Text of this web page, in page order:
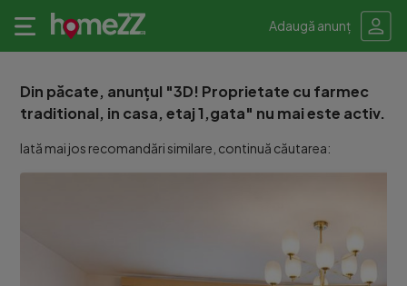
Adaugă anunț
Din păcate, anunțul "3D! Proprietate cu farmec
traditional, in casa, etaj 1,gata" nu mai este activ.
Iată mai jos recomandări similare, continuă căutarea: